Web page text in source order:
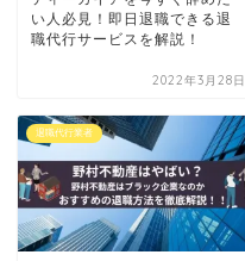
い人必見！即日退職できる退
職代行サービスを解説！
2022年3月28日
退職代行業者